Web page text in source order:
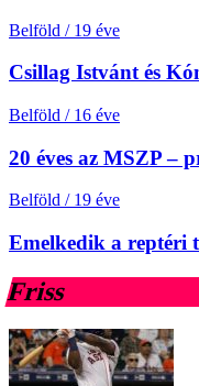
Belföld / 19 éve
Csillag Istvánt és
Belföld / 16 éve
20 éves az MSZP –
Belföld / 19 éve
Emelkedik a reptéri
Friss